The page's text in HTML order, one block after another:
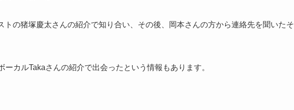
トの猪塚慶太さんの紹介で知り合い、その後、岡本さんの方から連絡先を聞いたそ
ーカルTakaさんの紹介で出会ったという情報もあります。